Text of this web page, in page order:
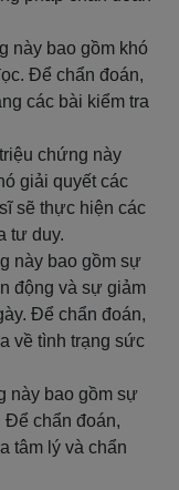
này bao gồm khó
Để chẩn đoán,
các bài kiểm tra
chứng này
giải quyết các
sẽ thực hiện các
tư duy.
này bao gồm sự
động và sự giảm
Để chẩn đoán,
về tình trạng sức
này bao gồm sự
Để chẩn đoán,
tâm lý và chẩn